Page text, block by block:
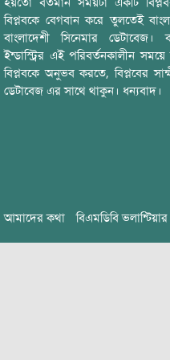
বিপ্লবকে বেগবান করে তুলতেই
বাংলাদেশী সিনেমার ডেটাবেজ।
ইন্ডাস্ট্রির এই পরিবর্তনকালীন সময়ে
বিপ্লবকে অনুভব করতে, বিপ্লবের
ডেটাবেজ এর সাথে থাকুন। ধন্যবাদ।
আমাদের কথা বিএমডিবি ভলান্টিয়ার